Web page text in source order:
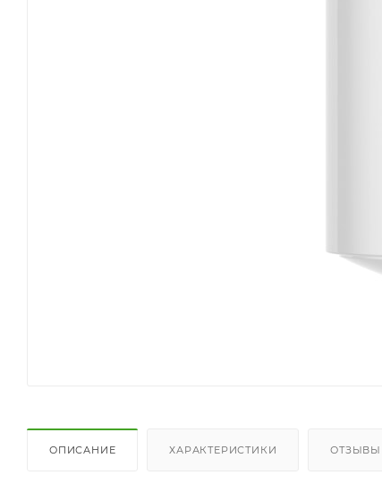
ОПИСАНИЕ ХАРАКТЕРИСТИКИ ОТЗЫВЫ